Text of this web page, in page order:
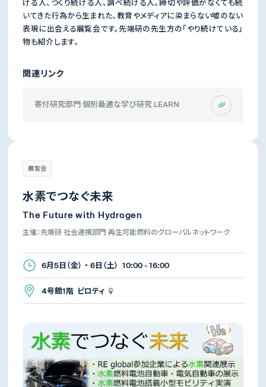
ける人、つくり続ける人、調べ続ける人。締切や評価がなくても続
いてきた行為から生まれた、教育やメディアに染まらない嘘のない
表現に出会える展覧会です。先端研の先生方の「やり続けている」
物も紹介します。
関連リンク
寄付研究部門 個別最適な学び研究 LEARN
展覧会
水素でつなぐ未来
The Future with Hydrogen
主催：先端研 社会連携部門 再生可能燃料のグローバルネットワーク
6月5日（金） ・ 6日（土） 10:00 - 16:00
4号館1階 ピロティ